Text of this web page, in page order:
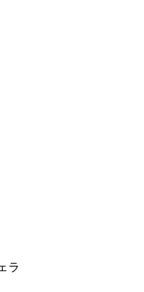
ラ